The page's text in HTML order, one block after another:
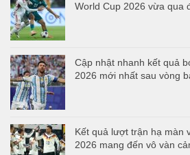
World Cup 2026 vừa qua
Cập nhật nhanh kết quả
2026 mới nhất sau vòng
Kết quả lượt trận hạ màn
2026 mang đến vô vàn